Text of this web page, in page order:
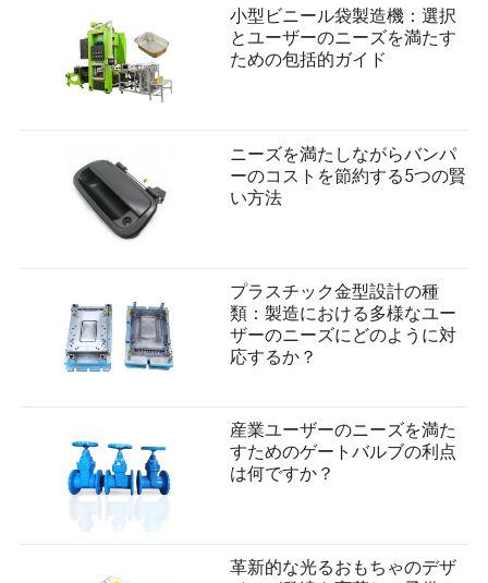
小型ビニール袋製造機：選択
とユーザーのニーズを満たす
ための包括的ガイド
ニーズを満たしながらバンパ
ーのコストを節約する5つの賢
い方法
プラスチック金型設計の種
類：製造における多様なユー
ザーのニーズにどのように対
応するか？
産業ユーザーのニーズを満た
すためのゲートバルブの利点
は何ですか？
革新的な光るおもちゃのデザ